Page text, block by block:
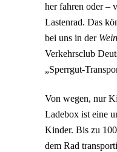
her fahren oder –
Lastenrad. Das
bei uns in der
Verkehrsclub
„Sperrgut-
Von wegen, nur
Ladebox ist eine
Kinder. Bis zu
dem Rad